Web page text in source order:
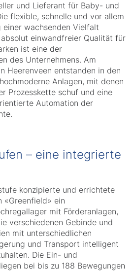
und Lieferant für Baby- und
flexible, schnelle und vor allem
einer wachsenden Vielfalt
einwandfreier Qualität für
ist eine der
des Unternehmens. Am
Heerenveen entstanden in den
Anlagen, mit denen
Prozesskette schuf und eine
Automation der
– eine integrierte
konzipierte und errichtete
«Greenfield» ein
mit Förderanlagen,
verschiedenen Gebinde und
mit unterschiedlichen
und Transport intelligent
Die Ein- und
bei bis zu 188 Bewegungen